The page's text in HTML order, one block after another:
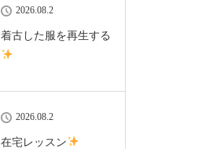
2026.08.2
着古した服を再生する
2026.08.2
在宅レッスン